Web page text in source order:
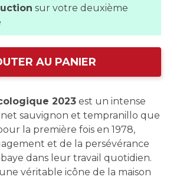
sur votre deuxième
AU PANIER
2023 est un intense
sauvignon et tempranillo que
la première fois en 1978,
et de la persévérance
dans leur travail quotidien.
véritable icône de la maison